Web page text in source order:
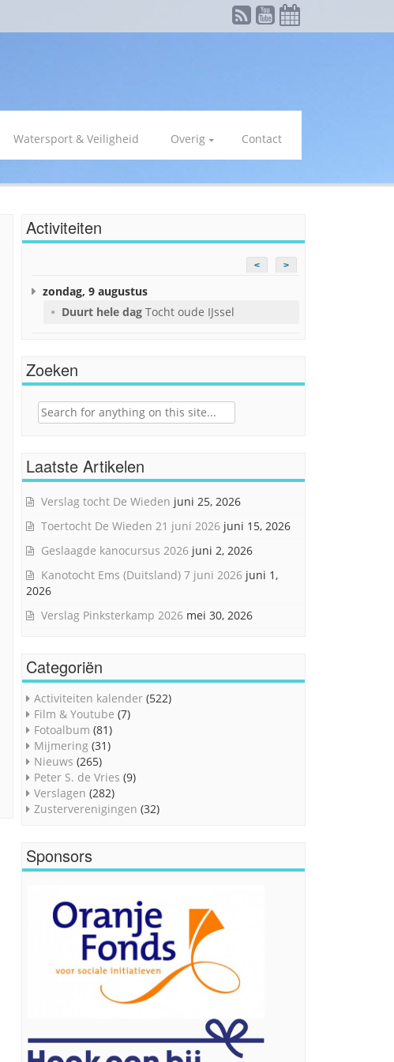
Watersport & Veiligheid Overig Contact
Activiteiten
< >
zondag, 9 augustus
Duurt hele dag Tocht oude IJssel
Zoeken
Search
Laatste Artikelen
Verslag tocht De Wieden juni 25, 2026
Toertocht De Wieden 21 juni 2026 juni 15, 2026
Geslaagde kanocursus 2026 juni 2, 2026
Kanotocht Ems (Duitsland) 7 juni 2026 juni 1,
2026
Verslag Pinksterkamp 2026 mei 30, 2026
Categoriën
Activiteiten kalender (522)
Film & Youtube (7)
Fotoalbum (81)
Mijmering (31)
Nieuws (265)
Peter S. de Vries (9)
Verslagen (282)
Zusterverenigingen (32)
Sponsors